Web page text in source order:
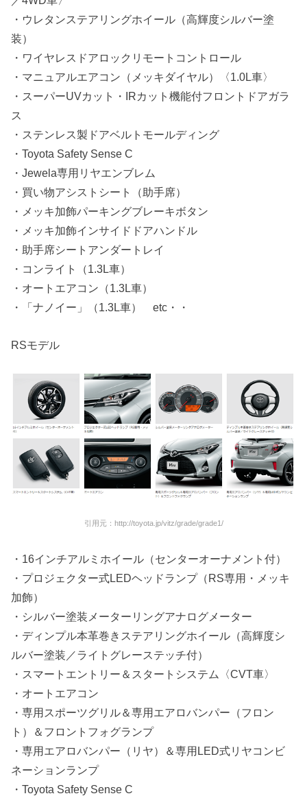
・ウレタンステアリングホイール（高輝度シルバー塗
装）
・ワイヤレスドアロックリモートコントロール
・マニュアルエアコン（メッキダイヤル）〈1.0L車〉
・スーパーUVカット・IRカット機能付フロントドアガラ
ス
・ステンレス製ドアベルトモールディング
・Toyota Safety Sense C
・Jewela専用リヤエンブレム
・買い物アシストシート（助手席）
・メッキ加飾パーキングブレーキボタン
・メッキ加飾インサイドドアハンドル
・助手席シートアンダートレイ
・コンライト（1.3L車）
・オートエアコン（1.3L車）
・「ナノイー」（1.3L車） etc・・
RSモデル
引用元：http://toyota.jp/vitz/grade/grade1/
・16インチアルミホイール（センターオーナメント付）
・プロジェクター式LEDヘッドランプ（RS専用・メッキ
加飾）
・シルバー塗装メーターリングアナログメーター
・ディンプル本革巻きステアリングホイール（高輝度シ
ルバー塗装／ライトグレーステッチ付）
・スマートエントリー＆スタートシステム〈CVT車〉
・オートエアコン
・専用スポーツグリル＆専用エアロバンパー（フロン
ト）＆フロントフォグランプ
・専用エアロバンパー（リヤ）＆専用LED式リヤコンビ
ネーションランプ
・Toyota Safety Sense C